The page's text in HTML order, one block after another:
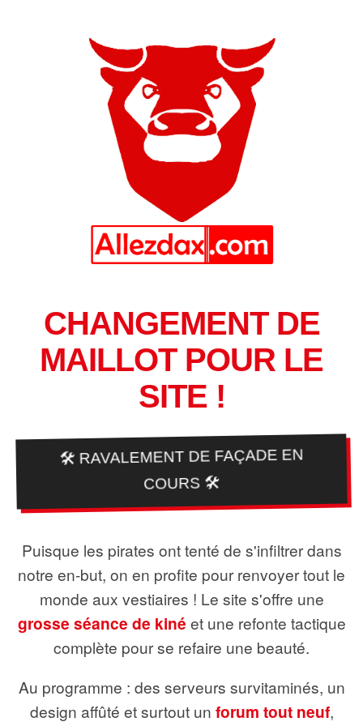
CHANGEMENT DE
MAILLOT POUR LE
SITE !
🛠️ RAVALEMENT DE FAÇADE EN
COURS 🛠️
Puisque les pirates ont tenté de s'infiltrer dans
notre en-but, on en profite pour renvoyer tout le
monde aux vestiaires ! Le site s'offre une
grosse séance de kiné et une refonte tactique
complète pour se refaire une beauté.
Au programme : des serveurs survitaminés, un
design affûté et surtout un forum tout neuf,